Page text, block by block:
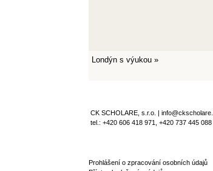
Londýn s výukou »
CK SCHOLARE, s.r.o. |
tel.: +420 606 418 971, +420 737 445 088
Prohlášení o zpracování osobních údajů